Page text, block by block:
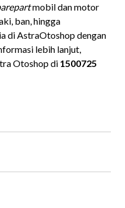
mobil dan motor
ban, hingga
di AstraOtoshop dengan
lebih lanjut,
Otoshop di 1500725